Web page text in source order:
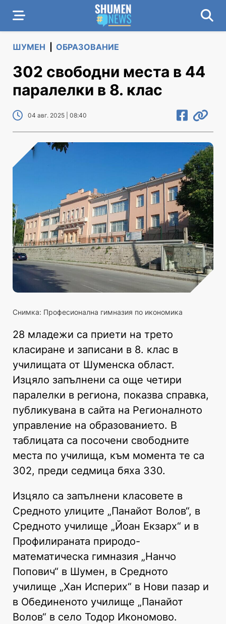
ШУМЕН ОБРАЗОВАНИЕ
302 свободни места в 44
паралелки в 8. клас
04 авг. 2025 | 08:40
Снимка: Професионална гимназия по икономика
28 младежи са приети на трето
класиране и записани в 8. клас в
училищата от Шуменска област.
Изцяло запълнени са още четири
паралелки в региона, показва справка,
публикувана в сайта на Регионалното
управление на образованието. В
таблицата са посочени свободните
места по училища, към момента те са
302, преди седмица бяха 330.
Изцяло са запълнени класовете в
Средното улиците „Панайот Волов“, в
Средното училище „Йоан Екзарх“ и в
Профилираната природо-
математическа гимназия „Нанчо
Попович“ в Шумен, в Средното
училище „Хан Исперих“ в Нови пазар и
в Обединеното училище „Панайот
Волов“ в село Тодор Икономово.